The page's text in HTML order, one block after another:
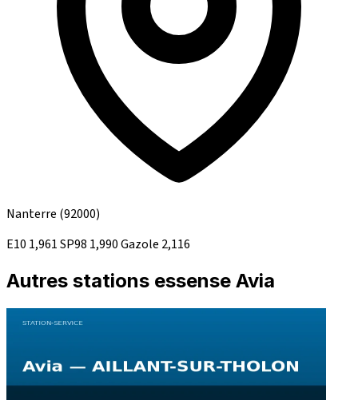
Nanterre (92000)
E10 1,961SP98 1,990Gazole 2,116
Autres stations essense Avia